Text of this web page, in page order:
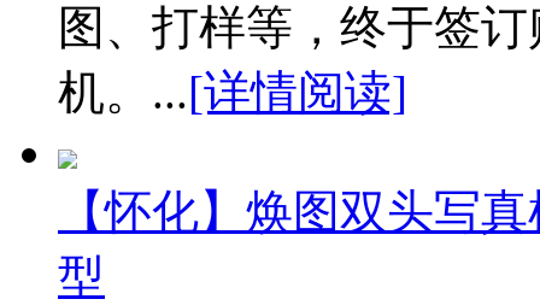
图、打样等，终于签
机。...[详情阅读]
【怀化】焕图双头写
型